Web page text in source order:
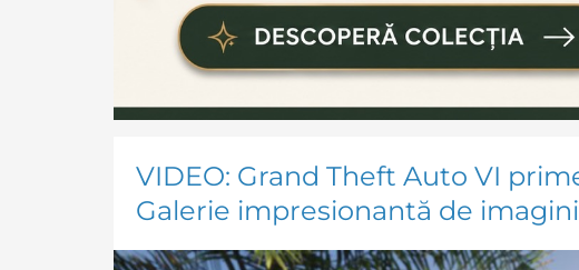
VIDEO: Grand Theft Auto VI
Galerie impresionantă de